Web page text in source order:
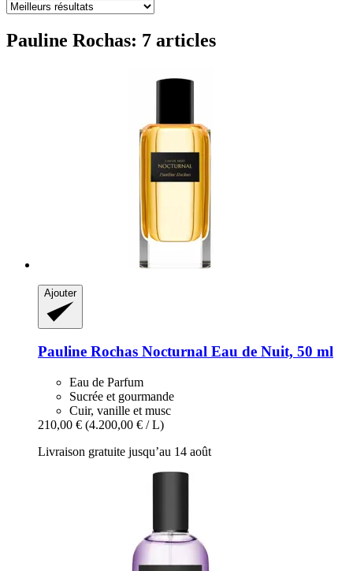
Pauline Rochas: 7 articles
Ajouter
Pauline Rochas Nocturnal Eau de Nuit, 50 ml
Eau de Parfum
Sucrée et gourmande
Cuir, vanille et musc
210,00 € (4.200,00 € / L)
Livraison gratuite jusqu’au 14 août